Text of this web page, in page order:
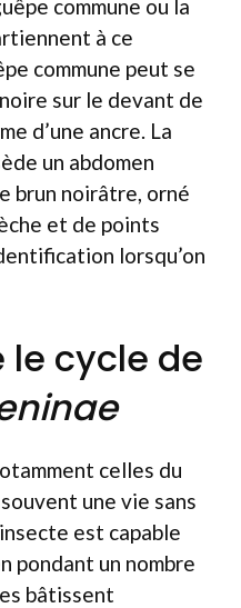
commune ou la
à ce
commune peut se
sur le devant de
d’une ancre. La
un abdomen
brun noirâtre, orné
et de points
lorsqu’on
cycle de
celles du
une vie sans
est capable
pondant un nombre
bâtissent